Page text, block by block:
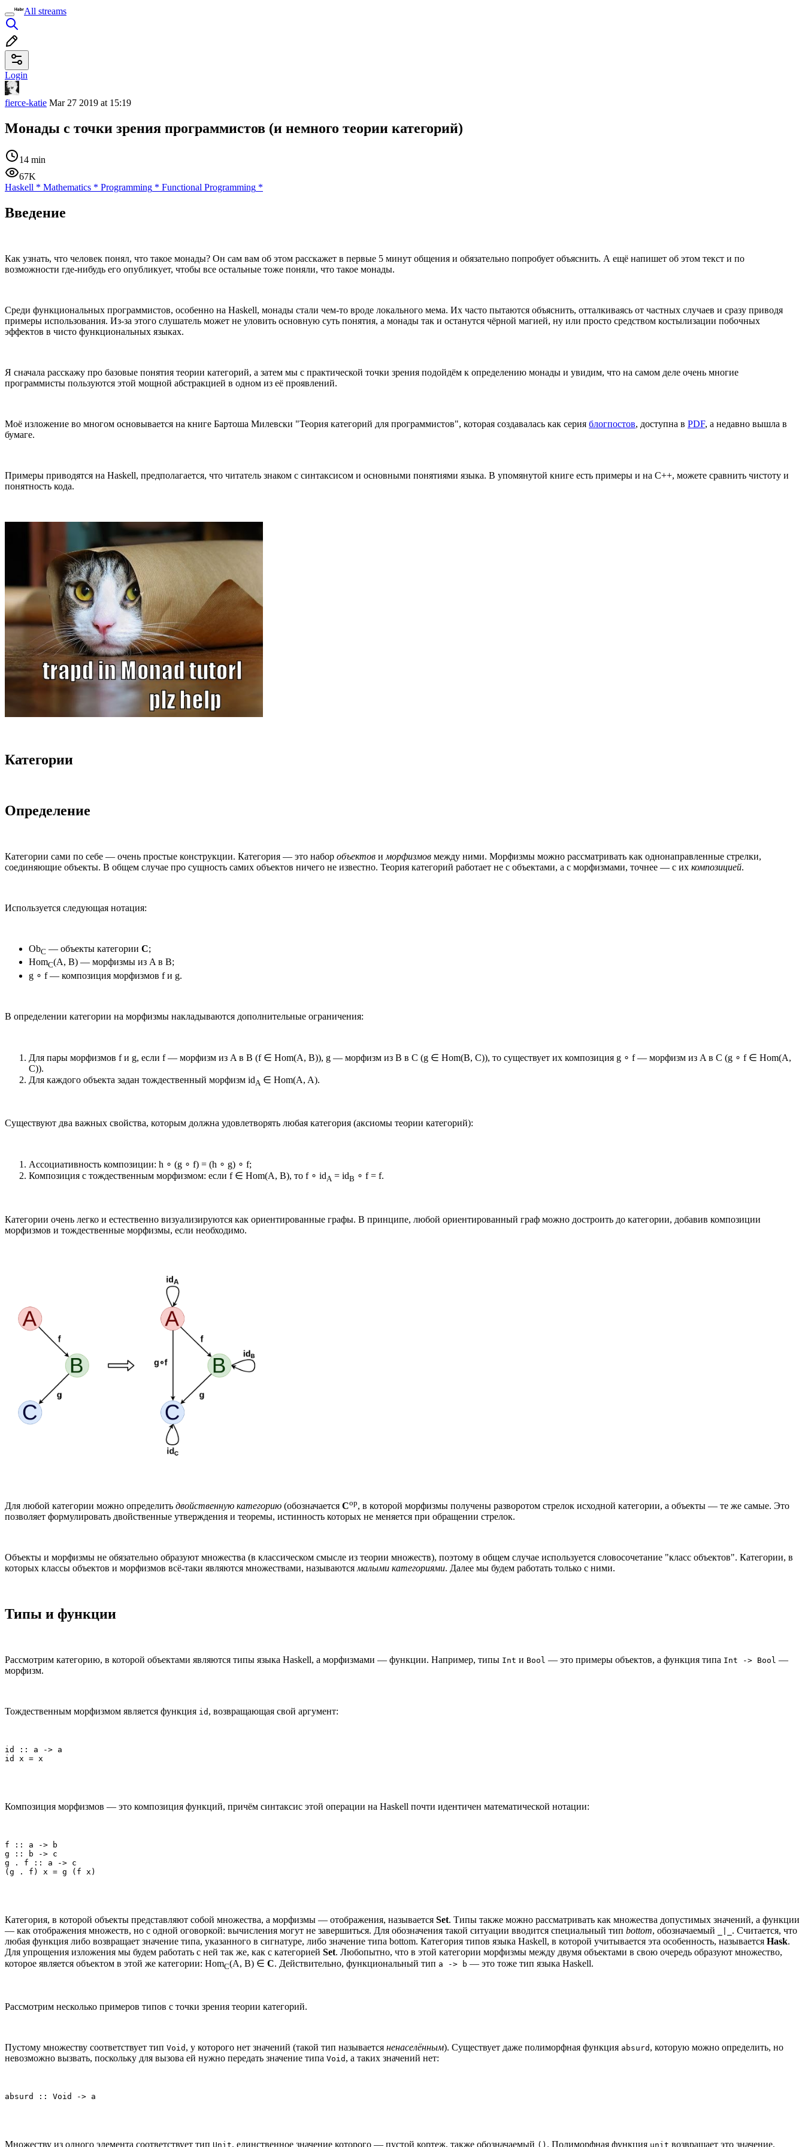
All streams
Login
fierce-katie Mar 27 2019 at 15:19
Монады с точки зрения программистов (и немного теории категорий)
14 min
67K
Haskell * Mathematics * Programming * Functional Programming *
Введение
Как узнать, что человек понял, что такое монады? Он сам вам об этом расскажет в первые 5 минут общения и обязательно попробует объяснить. А ещё напишет об этом текст и по
возможности где-нибудь его опубликует, чтобы все остальные тоже поняли, что такое монады.
Среди функциональных программистов, особенно на Haskell, монады стали чем-то вроде локального мема. Их часто пытаются объяснить, отталкиваясь от частных случаев и сразу приводя
примеры использования. Из-за этого слушатель может не уловить основную суть понятия, а монады так и останутся чёрной магией, ну или просто средством костылизации побочных
эффектов в чисто функциональных языках.
Я сначала расскажу про базовые понятия теории категорий, а затем мы с практической точки зрения подойдём к определению монады и увидим, что на самом деле очень многие
программисты пользуются этой мощной абстракцией в одном из её проявлений.
Моё изложение во многом основывается на книге Бартоша Милевски "Теория категорий для программистов", которая создавалась как серия блогпостов, доступна в PDF, а недавно вышла в
бумаге.
Примеры приводятся на Haskell, предполагается, что читатель знаком с синтаксисом и основными понятиями языка. В упомянутой книге есть примеры и на С++, можете сравнить чистоту и
понятность кода.
Категории
Определение
Категории сами по себе — очень простые конструкции. Категория — это набор объектов и морфизмов между ними. Морфизмы можно рассматривать как однонаправленные стрелки,
соединяющие объекты. В общем случае про сущность самих объектов ничего не известно. Теория категорий работает не с объектами, а с морфизмами, точнее — с их композицией.
Используется следующая нотация:
ObC — объекты категории C;
HomC(A, B) — морфизмы из A в B;
g ∘ f — композиция морфизмов f и g.
В определении категории на морфизмы накладываются дополнительные ограничения:
Для пары морфизмов f и g, если f — морфизм из A в B (f ∈ Hom(A, B)), g — морфизм из B в C (g ∈ Hom(B, C)), то существует их композиция g ∘ f — морфизм из A в C (g ∘ f ∈ Hom(A,
C)).
Для каждого объекта задан тождественный морфизм idA ∈ Hom(A, A).
Существуют два важных свойства, которым должна удовлетворять любая категория (аксиомы теории категорий):
Ассоциативность композиции: h ∘ (g ∘ f) = (h ∘ g) ∘ f;
Композиция с тождественным морфизмом: если f ∈ Hom(A, B), то f ∘ idA = idB ∘ f = f.
Категории очень легко и естественно визуализируются как ориентированные графы. В принципе, любой ориентированный граф можно достроить до категории, добавив композиции
морфизмов и тождественные морфизмы, если необходимо.
Для любой категории можно определить двойственную категорию (обозначается Cop, в которой морфизмы получены разворотом стрелок исходной категории, а объекты — те же самые. Это
позволяет формулировать двойственные утверждения и теоремы, истинность которых не меняется при обращении стрелок.
Объекты и морфизмы не обязательно образуют множества (в классическом смысле из теории множеств), поэтому в общем случае используется словосочетание "класс объектов". Категории, в
которых классы объектов и морфизмов всё-таки являются множествами, называются малыми категориями. Далее мы будем работать только с ними.
Типы и функции
Рассмотрим категорию, в которой объектами являются типы языка Haskell, а морфизмами — функции. Например, типы Int и Bool — это примеры объектов, а функция типа Int -> Bool —
морфизм.
Тождественным морфизмом является функция id , возвращающая свой аргумент:
id :: a -> a
id x = x
Композиция морфизмов — это композиция функций, причём синтаксис этой операции на Haskell почти идентичен математической нотации:
f :: a -> b
g :: b -> c
g . f :: a -> c
(g . f) x = g (f x)
Категория, в которой объекты представляют собой множества, а морфизмы — отображения, называется Set. Типы также можно рассматривать как множества допустимых значений, а функции
— как отображения множеств, но с одной оговоркой: вычисления могут не завершиться. Для обозначения такой ситуации вводится специальный тип bottom, обозначаемый
. Считается, что
любая функция либо возвращает значение типа, указанного в сигнатуре, либо значение типа bottom. Категория типов языка Haskell, в которой учитывается эта особенность, называется Hask.
Для упрощения изложения мы будем работать с ней так же, как с категорией Set. Любопытно, что в этой категории морфизмы между двумя объектами в свою очередь образуют множество,
которое является объектом в этой же категории: HomC(A, B) ∈ C. Действительно, функциональный тип a -> b — это тоже тип языка Haskell.
Рассмотрим несколько примеров типов с точки зрения теории категорий.
Пустому множеству соответствует тип Void , у которого нет значений (такой тип называется ненаселённым). Существует даже полиморфная функция absurd , которую можно определить, но
невозможно вызвать, поскольку для вызова ей нужно передать значение типа Void , а таких значений нет:
absurd :: Void -> a
Множеству из одного элемента соответствует тип Unit, единственное значение которого — пустой кортеж, также обозначаемый () . Полиморфная функция unit возвращает это значение,